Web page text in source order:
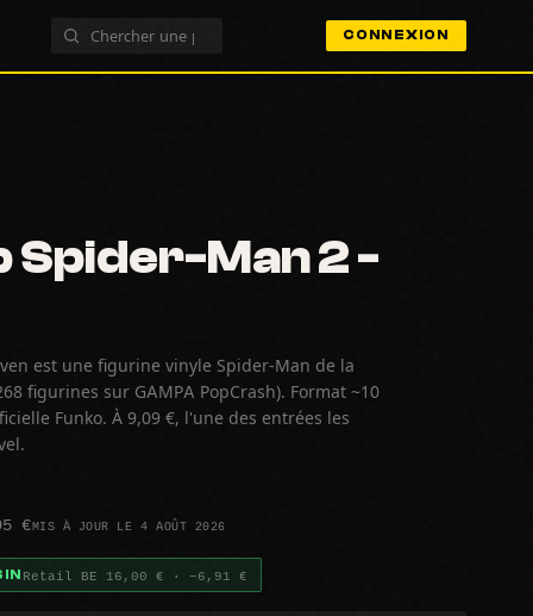
CONNEXION
Spider-Man 2 -
est une figurine vinyle Spider-Man de la
figurines sur GAMPA PopCrash). Format ~10
Funko. À 9,09 €, l'une des entrées les
€MIS À JOUR LE 4 AOÛT 2026
Retail BE 16,00 € · −6,91 €